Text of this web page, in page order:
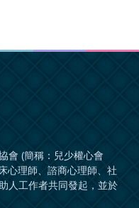
會 (簡稱：兒少權心會
心理師、諮商心理師、社
人工作者共同發起，並於